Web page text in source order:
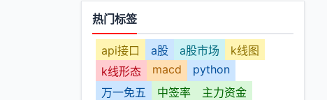
热门标签
api接口 a股 a股市场
k线图
k线形态
macd
python
万一免五
中签率
主力资金